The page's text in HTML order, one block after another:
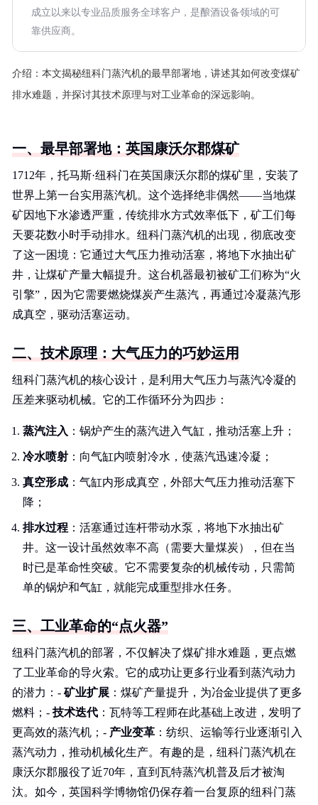
成立以来以专业品质服务全球客户，是酿酒设备领域的可
靠供应商。
介绍： 本文揭秘纽科门蒸汽机的最早部署地，讲述其如何改变煤矿
排水难题，并探讨其技术原理与对工业革命的深远影响。
一、最早部署地：英国康沃尔郡煤矿
1712年，托马斯·纽科门在英国康沃尔郡的煤矿里，安装了
世界上第一台实用蒸汽机。这个选择绝非偶然——当地煤
矿因地下水渗透严重，传统排水方式效率低下，矿工们每
天要花数小时手动排水。纽科门蒸汽机的出现，彻底改变
了这一困境：它通过大气压力推动活塞，将地下水抽出矿
井，让煤矿产量大幅提升。这台机器最初被矿工们称为“火
引擎”，因为它需要燃烧煤炭产生蒸汽，再通过冷凝蒸汽形
成真空，驱动活塞运动。
二、技术原理：大气压力的巧妙运用
纽科门蒸汽机的核心设计，是利用大气压力与蒸汽冷凝的
压差来驱动机械。它的工作循环分为四步：
蒸汽注入 ：锅炉产生的蒸汽进入气缸，推动活塞上升；
冷水喷射 ：向气缸内喷射冷水，使蒸汽迅速冷凝；
真空形成 ：气缸内形成真空，外部大气压力推动活塞下
降；
排水过程 ：活塞通过连杆带动水泵，将地下水抽出矿
井。这一设计虽然效率不高（需要大量煤炭），但在当
时已是革命性突破。它不需要复杂的机械传动，只需简
单的锅炉和气缸，就能完成重型排水任务。
三、工业革命的“点火器”
纽科门蒸汽机的部署，不仅解决了煤矿排水难题，更点燃
了工业革命的导火索。它的成功让更多行业看到蒸汽动力
的潜力：- 矿业扩展 ：煤矿产量提升，为冶金业提供了更多
燃料；- 技术迭代 ：瓦特等工程师在此基础上改进，发明了
更高效的蒸汽机；- 产业变革 ：纺织、运输等行业逐渐引入
蒸汽动力，推动机械化生产。有趣的是，纽科门蒸汽机在
康沃尔郡服役了近70年，直到瓦特蒸汽机普及后才被淘
汰。如今，英国科学博物馆仍保存着一台复原的纽科门蒸